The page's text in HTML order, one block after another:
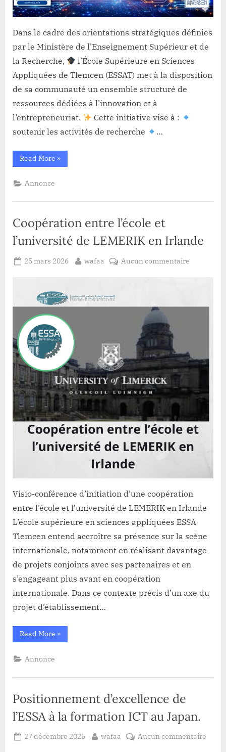
Dans le cadre des orientations stratégiques définies
par le Ministère de l’Enseignement Supérieur et de
la Recherche,
l’École Supérieure en Sciences
Appliquées de Tlemcen (ESSAT) met à la disposition
de sa communauté un ensemble structuré de
ressources dédiées à l’innovation et à
l’entrepreneuriat.
Cette initiative vise à :
soutenir les activités de recherche
…
Read More “Brevets
et
»
Annonce
Coopération entre l’école et
l’université de LEMERIK en Irlande
Posted
25 mars 2026 By
wafaa Aucun commentairesur
et
en
Irlande
Visio-conférence d’initiation d’une coopération
entre l’école et l’université de LEMERIK en Irlande
L’école supérieure en sciences appliquées ESSA
Tlemcen entend accroître sa présence sur la scène
internationale, notamment en réalisant davantage
de projets conjoints avec ses partenaires et en
s’engageant plus avant en coopération
internationale. Dans ce contexte précis d’un axe du
projet d’établissement…
Read More “Coopération
entre
LEMERIK
»
Annonce
Positionnement d’excellence de
l’ESSA à la formation ICT au Japan.
Posted
27 décembre 2025 By
wafaa Aucun commentairesur